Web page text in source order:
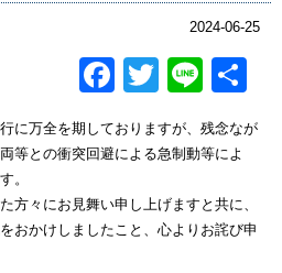
2024-06-25
Facebook
Twitter
Line
に万全を期しておりますが、残念なが
等との衝突回避による急制動等によ
。
方々にお見舞い申し上げますと共に、
おかけしましたこと、心よりお詫び申